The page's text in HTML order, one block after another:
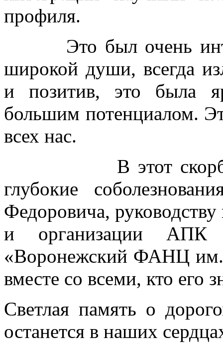
профиля.
Это был очень
широкой души, всегда
и позитив, это была
большим потенциалом.
всех нас.
В этот скорбный
глубокие
Федоровича,
и организации
«Воронежский ФАНЦ
вместе со всеми, кто его
Светлая память о
останется в наших